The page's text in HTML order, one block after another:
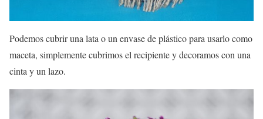
Podemos cubrir una lata o un envase de plástico para usarlo como
maceta, simplemente cubrimos el recipiente y decoramos con una
cinta y un lazo.